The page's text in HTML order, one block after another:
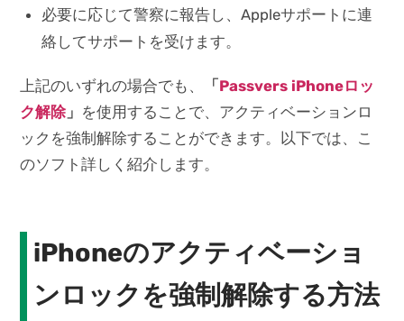
必要に応じて警察に報告し、Appleサポートに連
絡してサポートを受けます。
上記のいずれの場合でも、 「 Passvers iPhoneロッ
ク解除 」 を使用することで、アクティベーションロ
ックを強制解除することができます。以下では、こ
のソフト詳しく紹介します。
iPhoneのアクティベーショ
ンロックを強制解除する方法